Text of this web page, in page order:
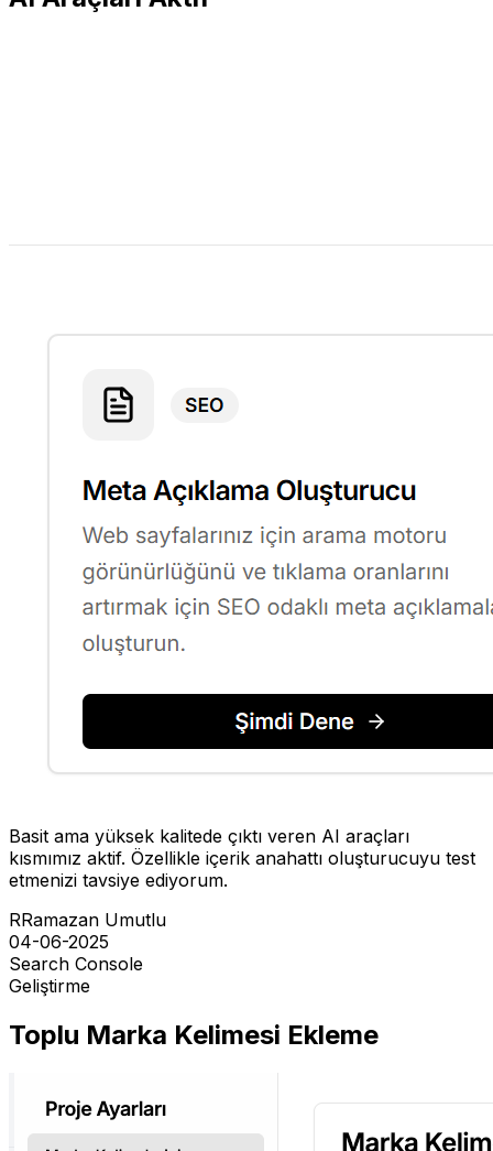
Basit ama yüksek kalitede çıktı veren AI araçları
kısmımız aktif. Özellikle içerik anahattı oluşturucuyu test
etmenizi tavsiye ediyorum.
RRamazan Umutlu
04-06-2025
Search Console
Geliştirme
Toplu Marka Kelimesi Ekleme